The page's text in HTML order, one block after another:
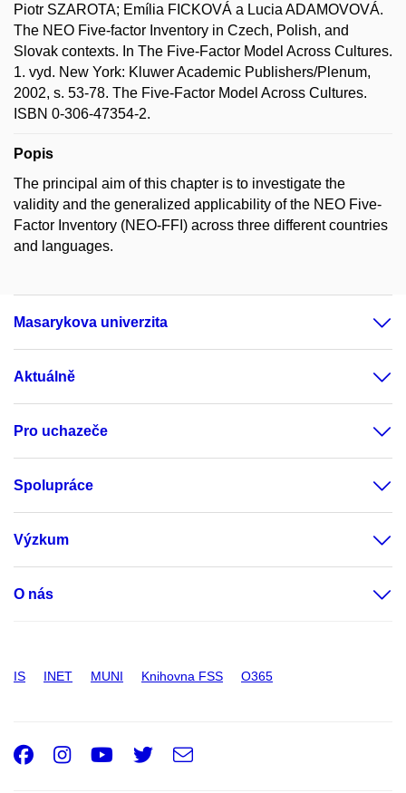
Piotr SZAROTA; Emília FICKOVÁ a Lucia ADAMOVOVÁ.
The NEO Five-factor Inventory in Czech, Polish, and
Slovak contexts. In The Five-Factor Model Across Cultures.
1. vyd. New York: Kluwer Academic Publishers/Plenum,
2002, s. 53-78. The Five-Factor Model Across Cultures.
ISBN 0-306-47354-2.
Popis
The principal aim of this chapter is to investigate the
validity and the generalized applicability of the NEO Five-
Factor Inventory (NEO-FFI) across three different countries
and languages.
Masarykova univerzita
Aktuálně
Pro uchazeče
Spolupráce
Výzkum
O nás
IS INET MUNI Knihovna FSS O365
Facebook
Instagram
Youtube
Twitter
e-